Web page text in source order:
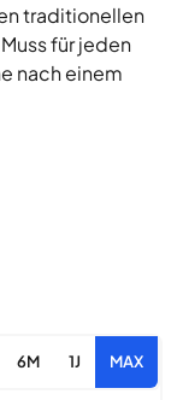
traditionellen
für jeden
nach einem
6M 1J MAX